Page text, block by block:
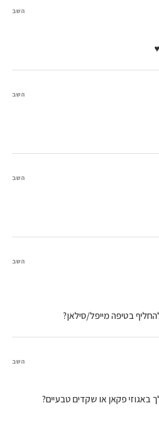
השב
השב
השב
בטיפה מייפל/סילאן?
השב
באגוזי פקאן או שקדים טבעיים?
השב